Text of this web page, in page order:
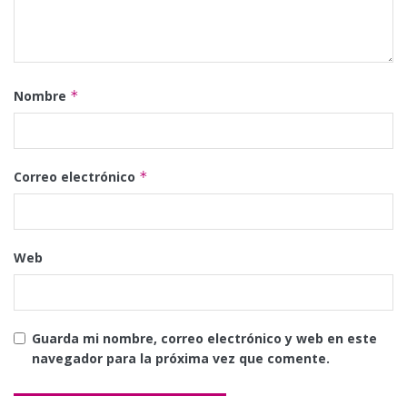
Nombre *
Correo electrónico *
Web
Guarda mi nombre, correo electrónico y web en este
navegador para la próxima vez que comente.